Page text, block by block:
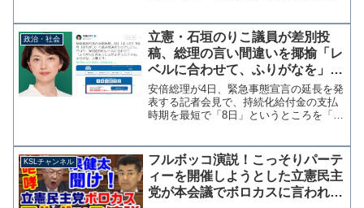
として「昨日党本部の西村幹事長が阿部
神奈川県連代表らと会...
政治・社会
立憲・石垣のりこ議員が差別投
稿、総理の言い間違いを揶揄「レ
ベルに合わせて、ふりがなを」→
翌日、枝野代表と蓮舫が誤字で謝
罪する地獄の連鎖
安倍総理が4日、緊急事態宣言の延長を発
表する記者会見で、持続化給付金の支払
時期を最短で「8日」というところを「8
憲民主党の石垣のりこ参院議員は「安倍
首相のレベルに合わ...
KSLチャンネル
フルボッコ演説！こっそりパーテ
ィーを開催しようとした立憲民主
党が本会議でボロカスに言われる